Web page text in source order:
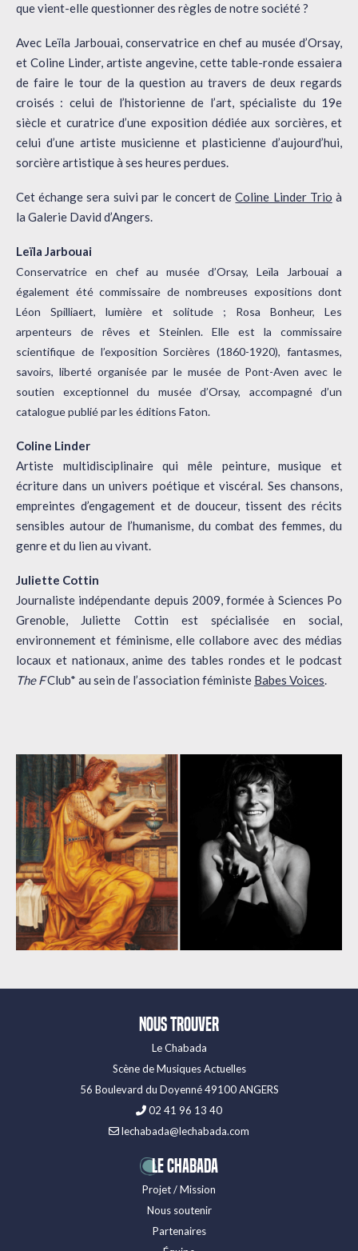
que vient-elle questionner des règles de notre société ?
Avec Leïla Jarbouai, conservatrice en chef au musée d’Orsay,
et Coline Linder, artiste angevine, cette table-ronde essaiera
de faire le tour de la question au travers de deux regards
croisés : celui de l’historienne de l’art, spécialiste du 19e
siècle et curatrice d’une exposition dédiée aux sorcières, et
celui d’une artiste musicienne et plasticienne d’aujourd’hui,
sorcière artistique à ses heures perdues.
Cet échange sera suivi par le concert deColine Linder Trio à
la Galerie David d’Angers.
Leïla Jarbouai
Conservatrice en chef au musée d’Orsay, Leïla Jarbouai a
également été commissaire de nombreuses expositions dont
Léon Spilliaert, lumière et solitude ; Rosa Bonheur, Les
arpenteurs de rêves et Steinlen. Elle est la commissaire
scientifique de l’exposition Sorcières (1860-1920), fantasmes,
savoirs, liberté organisée par le musée de Pont-Aven avec le
soutien exceptionnel du musée d’Orsay, accompagné d’un
catalogue publié par les éditions Faton.
Coline Linder
Artiste multidisciplinaire qui mêle peinture, musique et
écriture dans un univers poétique et viscéral. Ses chansons,
empreintes d’engagement et de douceur, tissent des récits
sensibles autour de l’humanisme, du combat des femmes, du
genre et du lien au vivant.
Juliette Cottin
Journaliste indépendante depuis 2009, formée à Sciences Po
Grenoble, Juliette Cottin est spécialisée en social,
environnement et féminisme, elle collabore avec des médias
locaux et nationaux, anime des tables rondes et le podcast
The FClub* au sein de l’association féministe Babes Voices.
Nous trouver
Le Chabada
Scène de Musiques Actuelles
56 Boulevard du Doyenné 49100 ANGERS
02 41 96 13 40
lechabada@lechabada.com
LE CHABADA
Projet / Mission
Nous soutenir
Partenaires